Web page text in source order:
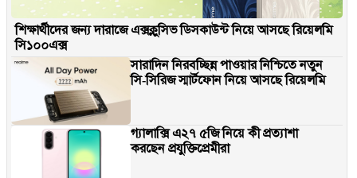
শিক্ষার্থীদের জন্য দারাজে এক্সক্লুসিভ ডিসকাউন্ট নিয়ে আসছে রিয়েলমি
সি১০০এক্স
সারাদিন নিরবচ্ছিন্ন পাওয়ার নিশ্চিতে নতুন
সি-সিরিজ স্মার্টফোন নিয়ে আসছে রিয়েলমি
গ্যালাক্সি এ২৭ ৫জি নিয়ে কী প্রত্যাশা
করছেন প্রযুক্তিপ্রেমীরা